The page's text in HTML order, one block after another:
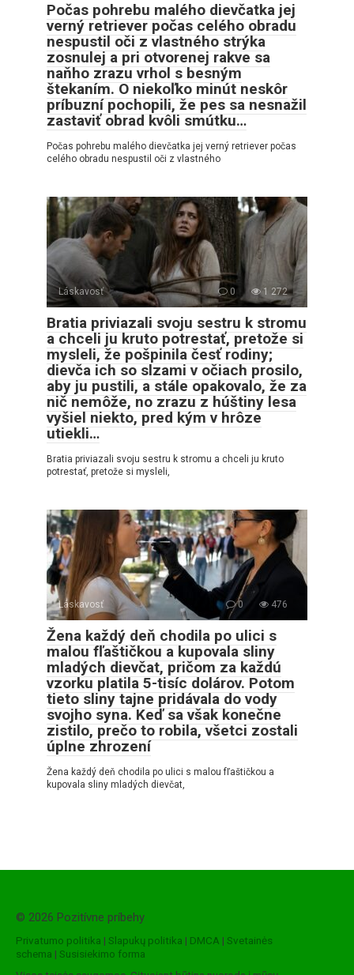
Počas pohrebu malého dievčatka jej
verný retriever počas celého obradu
nespustil oči z vlastného strýka
zosnulej a pri otvorenej rakve sa
naňho zrazu vrhol s besným
štekaním. O niekoľko minút neskôr
príbuzní pochopili, že pes sa nesnažil
zastaviť obrad kvôli smútku…
Počas pohrebu malého dievčatka jej verný retriever počas
celého obradu nespustil oči z vlastného
Láskavosť 0 1 272
Bratia priviazali svoju sestru k stromu
a chceli ju kruto potrestať, pretože si
mysleli, že pošpinila česť rodiny;
dievča ich so slzami v očiach prosilo,
aby ju pustili, a stále opakovalo, že za
nič nemôže, no zrazu z húštiny lesa
vyšiel niekto, pred kým v hrôze
utiekli…
Bratia priviazali svoju sestru k stromu a chceli ju kruto
potrestať, pretože si mysleli,
Láskavosť 0 476
Žena každý deň chodila po ulici s
malou fľaštičkou a kupovala sliny
mladých dievčat, pričom za každú
vzorku platila 5-tisíc dolárov. Potom
tieto sliny tajne pridávala do vody
svojho syna. Keď sa však konečne
zistilo, prečo to robila, všetci zostali
úplne zhrození
Žena každý deň chodila po ulici s malou fľaštičkou a
kupovala sliny mladých dievčat,
© 2026 Pozitívne príbehy
Privatumo politika | Slapukų politika | DMCA | Svetainės
schema | Susisiekimo forma